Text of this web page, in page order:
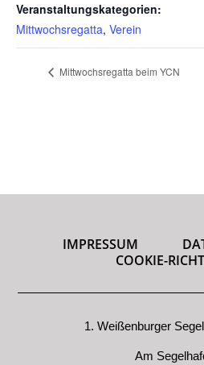
Veranstaltungskategorien:
Mittwochsregatta, Verein
Mittwochsregatta beim YCN
IMPRESSUM
COOKIE-
1. Weißenburger
Am